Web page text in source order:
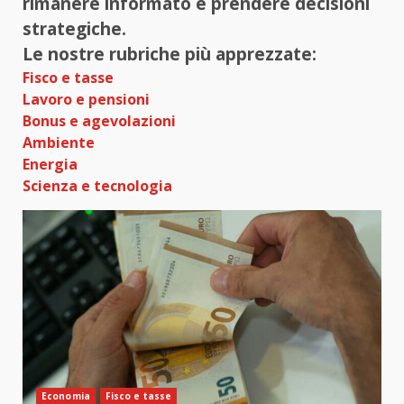
strategiche.
Le nostre rubriche più apprezzate:
Fisco e tasse
Lavoro e pensioni
Bonus e agevolazioni
Ambiente
Energia
Scienza e tecnologia
Economia Fisco e tasse